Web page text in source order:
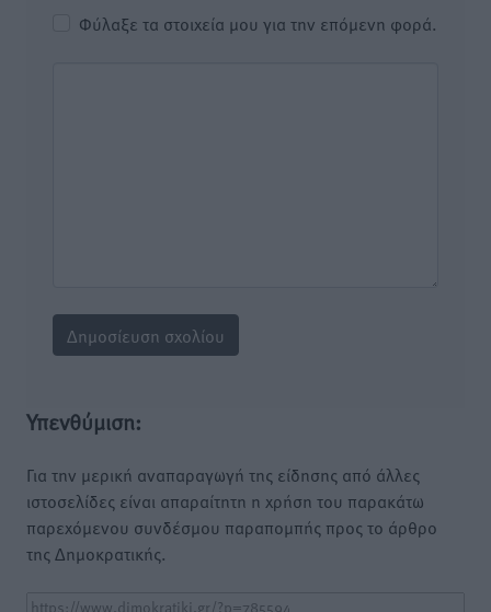
Φύλαξε τα στοιχεία μου για την επόμενη φορά.
Υπενθύμιση:
Για την μερική αναπαραγωγή της είδησης από άλλες
ιστοσελίδες είναι απαραίτητη η χρήση του παρακάτω
παρεχόμενου συνδέσμου παραπομπής προς το άρθρο
της Δημοκρατικής.